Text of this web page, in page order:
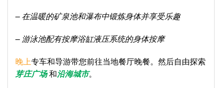
– 在温暖的矿泉池和瀑布中锻炼身体并享受乐趣
– 游泳池配有按摩浴缸液压系统的身体按摩
晚上专车和导游带您前往当地餐厅晚餐。然后自由探索
芽庄广场和沿海城市。